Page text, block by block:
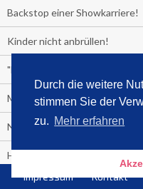
Durch die weitere
stimmen Sie der
zu. Mehr erfahren
Backstop einer Showkarriere!
Kinder nicht anbrüllen!
"Das Leben fickt am härtesten"
Media Control exklusiv:
Negativzins
Heute ist Tag des Malbuchs
Welches Auto fahren Sie?
Impressum Kontakt